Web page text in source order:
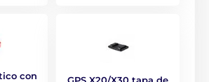
con
GPS X20/X30 tapa de